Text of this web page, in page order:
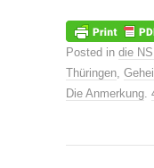
Posted in die
Thüringen,
Die Anmerkung.